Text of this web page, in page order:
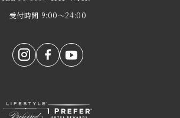
受付時間 9:00～24:00